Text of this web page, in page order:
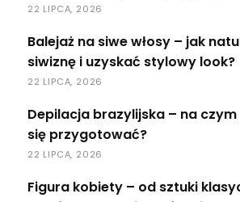
22 LIPCA, 2026
Balejaż na siwe włosy – jak
siwiznę i uzyskać stylowy look?
22 LIPCA, 2026
Depilacja brazylijska – na
się przygotować?
22 LIPCA, 2026
Figura kobiety – od sztuki